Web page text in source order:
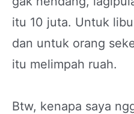
itu 10 juta. Untuk
dan untuk orang
itu melimpah ruah.
Btw, kenapa saya